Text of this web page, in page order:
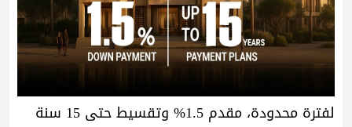
لفترة محدودة، مقدم 1.5% وتقسيط حتى 15 سنة